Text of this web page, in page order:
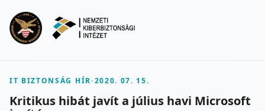
IT BIZTONSÁG HÍR-2020. 07. 15.
Kritikus hibát javít a július havi Microsoft